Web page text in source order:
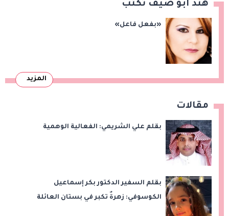
هند أبو ضيف تكتب
«بفعل فاعل»
المزيد
مقالات
بقلم علي الشريمي: الفعالية الوهمية
بقلم السفير الدكتور بكر إسماعيل
الكوسوفي: زهرةٌ تكبر في بستان العائلة